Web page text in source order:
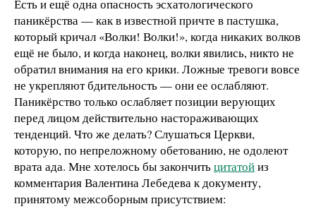
Есть и ещё одна опасность эсхатологического
паникёрства — как в известной причте в пастушка,
который кричал «Волки! Волки!», когда никаких волков
ещё не было, и когда наконец, волки явились, никто не
обратил внимания на его крики. Ложные тревоги вовсе
не укрепляют бдительность — они ее ослабляют.
Паникёрство только ослабляет позиции верующих
перед лицом действительно настораживающих
тенденций. Что же делать? Слушаться Церкви,
которую, по непреложному обетованию, не одолеют
врата ада. Мне хотелось бы закончитьцитатойиз
комментария Валентина Лебедева к документу,
принятому межсоборным присутствием: